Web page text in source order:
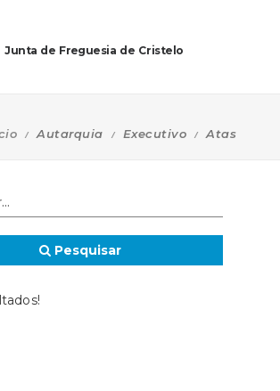
Junta de Freguesia de Cristelo
Autarquia Executivo Atas
Pesquisar